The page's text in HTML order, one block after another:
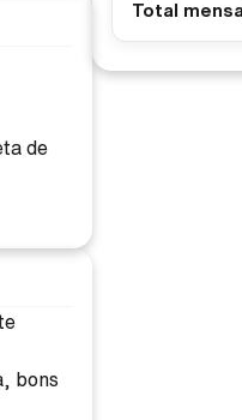
de
bons
Total